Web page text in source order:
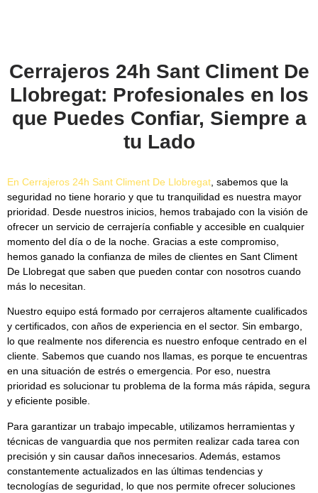
Cerrajeros 24h Sant Climent De
Llobregat: Profesionales en los
que Puedes Confiar, Siempre a
tu Lado
En Cerrajeros 24h Sant Climent De Llobregat , sabemos que la
seguridad no tiene horario y que tu tranquilidad es nuestra mayor
prioridad. Desde nuestros inicios, hemos trabajado con la visión de
ofrecer un servicio de cerrajería confiable y accesible en cualquier
momento del día o de la noche. Gracias a este compromiso,
hemos ganado la confianza de miles de clientes en Sant Climent
De Llobregat que saben que pueden contar con nosotros cuando
más lo necesitan.
Nuestro equipo está formado por cerrajeros altamente cualificados
y certificados, con años de experiencia en el sector. Sin embargo,
lo que realmente nos diferencia es nuestro enfoque centrado en el
cliente. Sabemos que cuando nos llamas, es porque te encuentras
en una situación de estrés o emergencia. Por eso, nuestra
prioridad es solucionar tu problema de la forma más rápida, segura
y eficiente posible.
Para garantizar un trabajo impecable, utilizamos herramientas y
técnicas de vanguardia que nos permiten realizar cada tarea con
precisión y sin causar daños innecesarios. Además, estamos
constantemente actualizados en las últimas tendencias y
tecnologías de seguridad, lo que nos permite ofrecer soluciones